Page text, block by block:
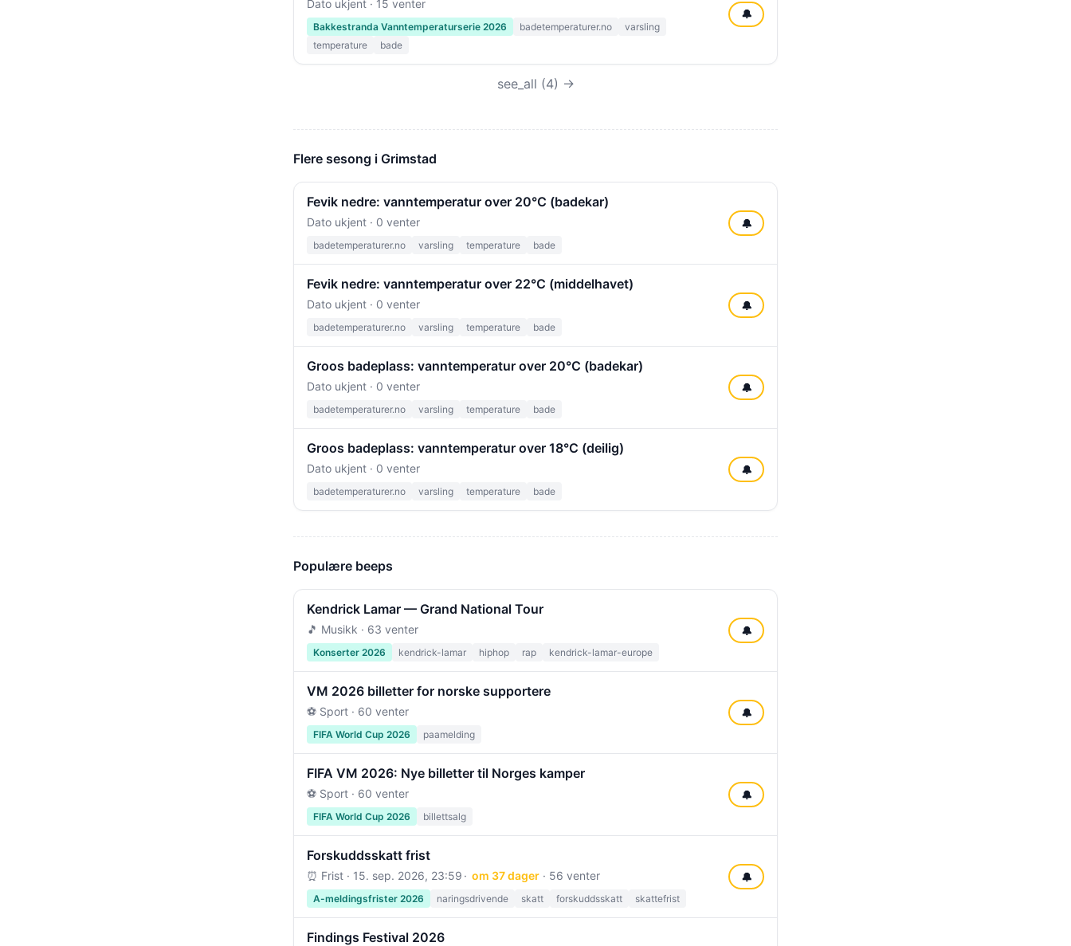
Dato ukjent · 15 venter
Bakkestranda Vanntemperaturserie 2026 badetemperaturer.no
varsling
temperature
bade
🔔
see_all (4) →
Flere sesong i Grimstad
Fevik nedre: vanntemperatur over 20°C (badekar)
Dato ukjent · 0 venter
badetemperaturer.no varsling temperature bade
🔔
Fevik nedre: vanntemperatur over 22°C (middelhavet)
Dato ukjent · 0 venter
badetemperaturer.no varsling temperature bade
🔔
Groos badeplass: vanntemperatur over 20°C (badekar)
Dato ukjent · 0 venter
badetemperaturer.no varsling temperature bade
🔔
Groos badeplass: vanntemperatur over 18°C (deilig)
Dato ukjent · 0 venter
badetemperaturer.no varsling temperature bade
🔔
Populære beeps
Kendrick Lamar — Grand National Tour
🎵 Musikk · 63 venter
Konserter 2026 kendrick-lamar hiphop rap kendrick-lamar-europe
🔔
VM 2026 billetter for norske supportere
⚽ Sport · 60 venter
FIFA World Cup 2026 paamelding
🔔
FIFA VM 2026: Nye billetter til Norges kamper
⚽ Sport · 60 venter
FIFA World Cup 2026 billettsalg
🔔
Forskuddsskatt frist
⏰ Frist · 15. sep. 2026, 23:59 om 37 dager· 56 venter
A-meldingsfrister 2026 naringsdrivende skatt forskuddsskatt skattefrist
🔔
Findings Festival 2026